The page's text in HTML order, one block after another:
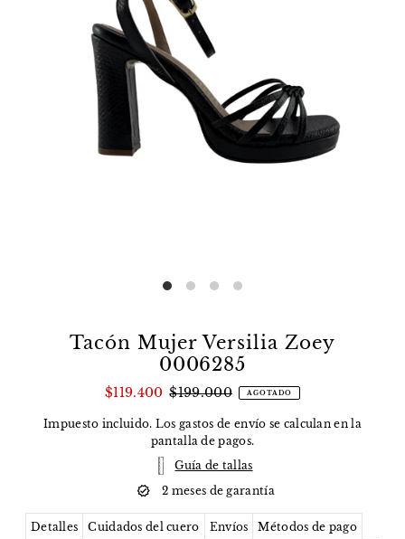
Tacón Mujer Versilia Zoey
0006285
$119.400 $199.000 AGOTADO
Impuesto incluido. Los gastos de envío se calculan en la
pantalla de pagos.
Guía de tallas
2 meses de garantía
Detalles Cuidados del cuero Envíos Métodos de pago